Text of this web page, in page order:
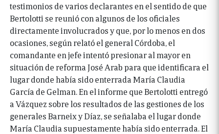
testimonios de varios declarantes en el sentido de que
Bertolotti se reunió con algunos de los oficiales
directamente involucrados y que, por lo menos en dos
ocasiones, según relató el general Córdoba, el
comandante en jefe intentó presionar al mayor en
situación de reforma José Arab para que identificara el
lugar donde había sido enterrada María Claudia
García de Gelman. En el informe que Bertolotti entregó
a Vázquez sobre los resultados de las gestiones de los
generales Barneix y Díaz, se señalaba el lugar donde
María Claudia supuestamente había sido enterrada. El